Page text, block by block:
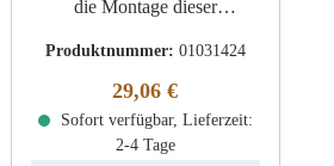
die Montage dieser
Dichtungsabbinder, um ein
Ausfransen der Enden zu
verhindern. Caminos Aton
Produktnummer: 01031424
Regulärer Preis:
29,06 €
Sofort verfügbar, Lieferzeit:
2-4 Tage